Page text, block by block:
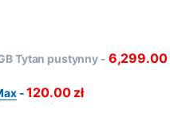
Tytan pustynny - 6,299.00
-120.00 zł